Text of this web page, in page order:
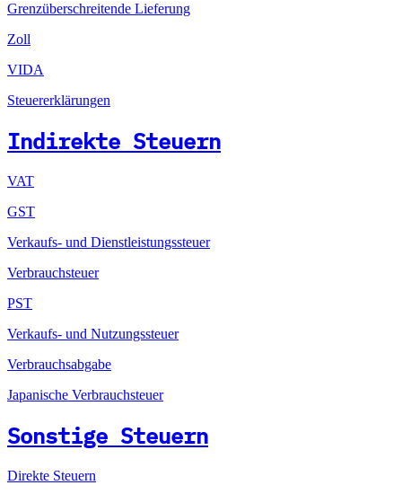
Grenzüberschreitende Lieferung
Zoll
VIDA
Steuererklärungen
Indirekte Steuern
VAT
GST
Verkaufs- und Dienstleistungssteuer
Verbrauchsteuer
PST
Verkaufs- und Nutzungssteuer
Verbrauchsabgabe
Japanische Verbrauchsteuer
Sonstige Steuern
Direkte Steuern